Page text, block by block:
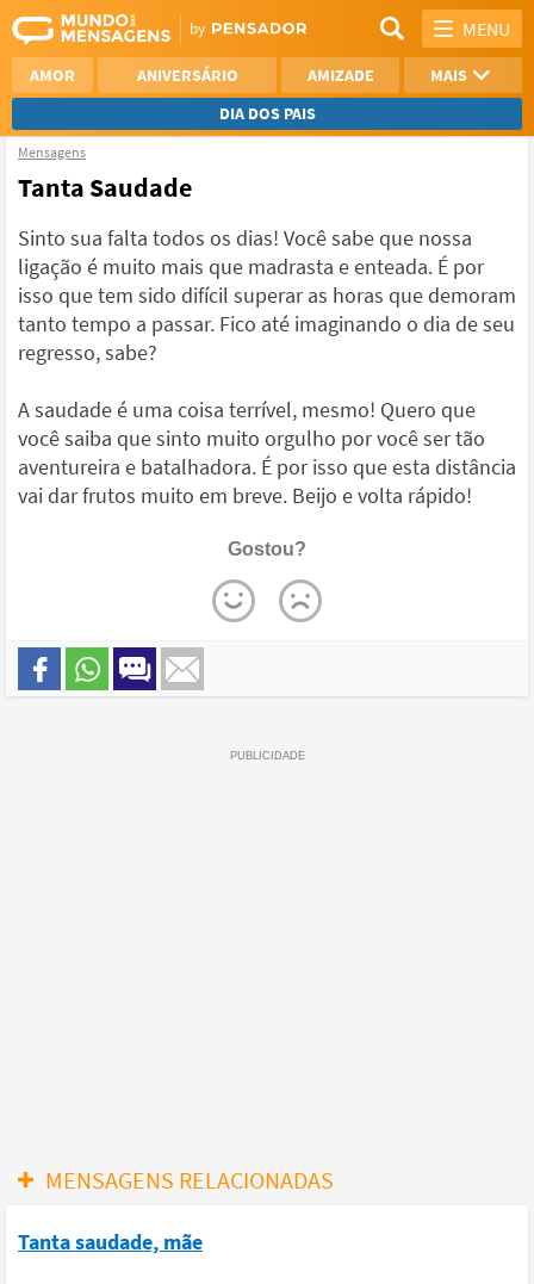
MENU
AMOR ANIVERSÁRIO AMIZADE
MAIS
DIA DOS PAIS
REFLEXÃO
NAMORO
VER TODAS
Mensagens
Tanta Saudade
Sinto sua falta todos os dias! Você sabe que nossa
ligação é muito mais que madrasta e enteada. É por
isso que tem sido difícil superar as horas que demoram
tanto tempo a passar. Fico até imaginando o dia de seu
regresso, sabe?
A saudade é uma coisa terrível, mesmo! Quero que
você saiba que sinto muito orgulho por você ser tão
aventureira e batalhadora. É por isso que esta distância
vai dar frutos muito em breve. Beijo e volta rápido!
Gostou?
MENSAGENS RELACIONADAS
Tanta saudade, mãe